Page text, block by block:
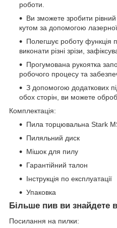
роботи.
Ви зможете зробити рівний
кутом за допомогою лазерної
Полегшує роботу функція
виконати різні зрізи,
Прогумована рукоятка
робочого процесу та
З допомогою додаткових
обох сторін, ви можете
Комплектація:
Пила торцювальна Stark
Пиляльний диск
Мішок для пилу
Гарантійний талон
Інструкція по експлуатації
Упаковка
Більше пив ви знайдете
Посилання на пилки: